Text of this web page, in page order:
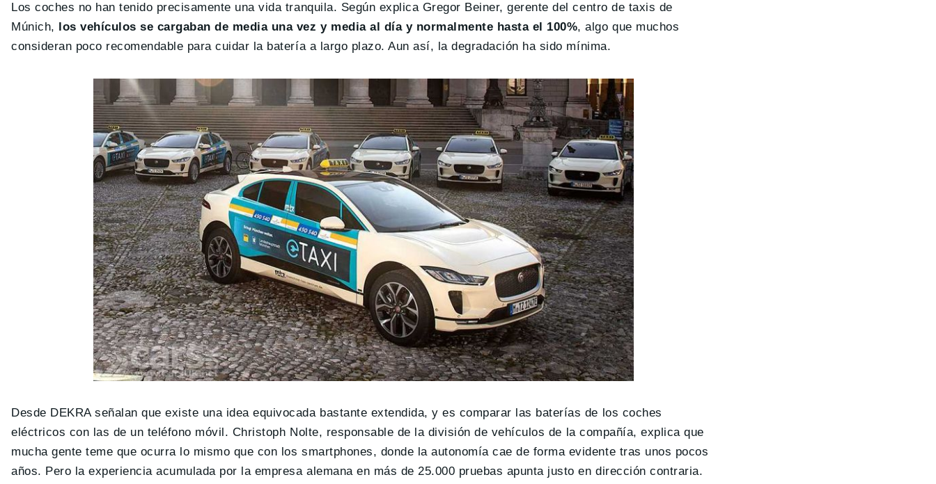
Los coches no han tenido precisamente una vida tranquila. Según explica Gregor Beiner, gerente del centro de taxis de
Múnich, los vehículos se cargaban de media una vez y media al día y normalmente hasta el 100%, algo que muchos
consideran poco recomendable para cuidar la batería a largo plazo. Aun así, la degradación ha sido mínima.
Desde DEKRA señalan que existe una idea equivocada bastante extendida, y es comparar las baterías de los coches
eléctricos con las de un teléfono móvil. Christoph Nolte, responsable de la división de vehículos de la compañía, explica que
mucha gente teme que ocurra lo mismo que con los smartphones, donde la autonomía cae de forma evidente tras unos pocos
años. Pero la experiencia acumulada por la empresa alemana en más de 25.000 pruebas apunta justo en dirección contraria.